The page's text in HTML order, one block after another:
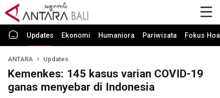
Updates Ekonomi Humaniora Pariwisata Fokus
ANTARA Updates
Kemenkes: 145 kasus varian COVID-19
ganas menyebar di Indonesia